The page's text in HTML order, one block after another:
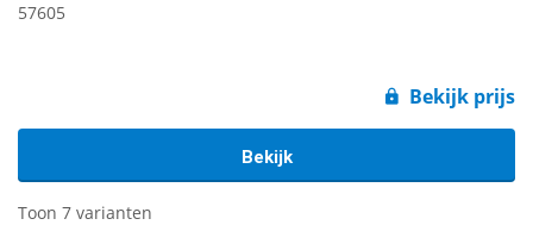
57605
Bekijk prijs
Bekijk
Toon 7 varianten